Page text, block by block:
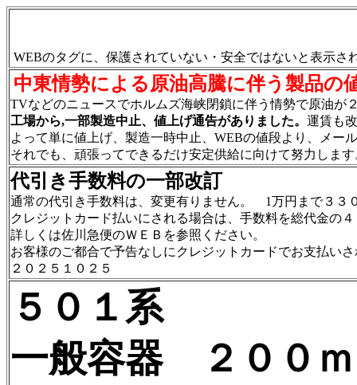
WEBのタグに、保護されていない・安全ではないと表示
中東情勢による原油高騰に伴う製品の
TVなどのニュースでホルムズ海峡閉鎖に伴う情勢で原油が
工場から,一部製造中止、値上げ通告がありました。 運賃も
よって単に値上げ、製造一時中止、WEBの値段より、メー
それでも、頑張ってできるだけ安定供給に向けて努力しま
代引き手数料の一部改訂
通常の代引き手数料は、変更有りません。 1万円まで３
クレジットカード払いにされる場合は、手数料を総代金の
詳しくは佐川急便のＷＥＢを参照ください。
お客様のご都合で予告なしにクレジットカードでお支払い
２０２５１０２５
５０１系
一般容器 ２００